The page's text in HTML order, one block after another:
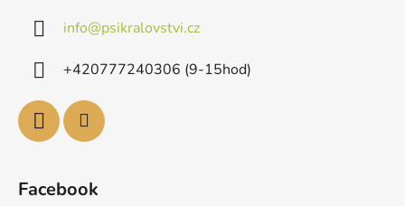
info@psikralovstvi.cz
+420777240306 (9-15hod)
Facebook